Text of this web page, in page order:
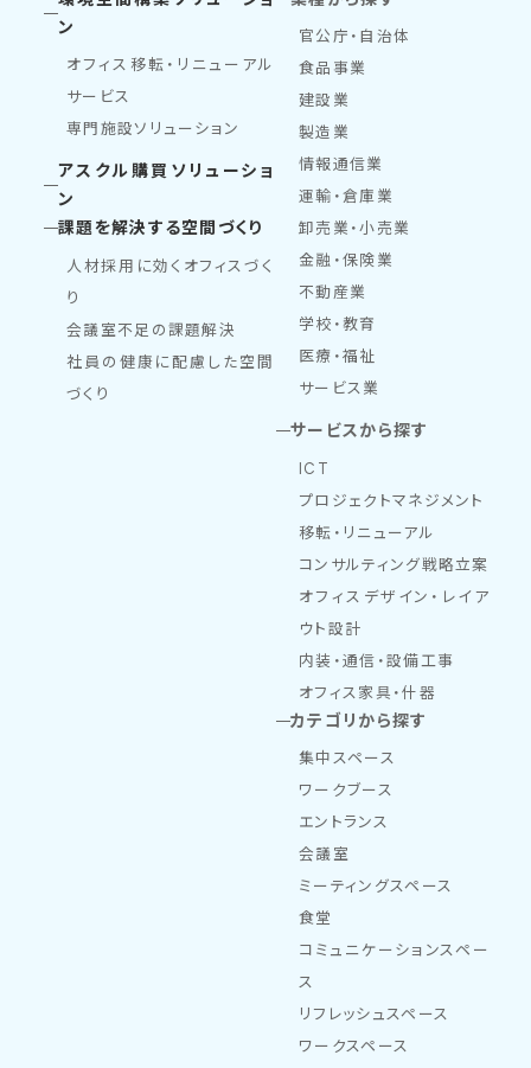
ン
オフィス移転・リニューアル
サービス
専門施設ソリューション
アスクル購買ソリューショ
ン
課題を解決する空間づくり
人材採用に効くオフィスづく
り
会議室不足の課題解決
社員の健康に配慮した空間
づくり
官公庁・自治体
食品事業
建設業
製造業
情報通信業
運輸・倉庫業
卸売業・小売業
金融・保険業
不動産業
学校・教育
医療・福祉
サービス業
サービスから探す
ICT
プロジェクトマネジメント
移転・リニューアル
コンサルティング戦略立案
オフィスデザイン・レイア
ウト設計
内装・通信・設備工事
オフィス家具・什器
カテゴリから探す
集中スペース
ワークブース
エントランス
会議室
ミーティングスペース
食堂
コミュニケーションスペー
ス
リフレッシュスペース
ワークスペース